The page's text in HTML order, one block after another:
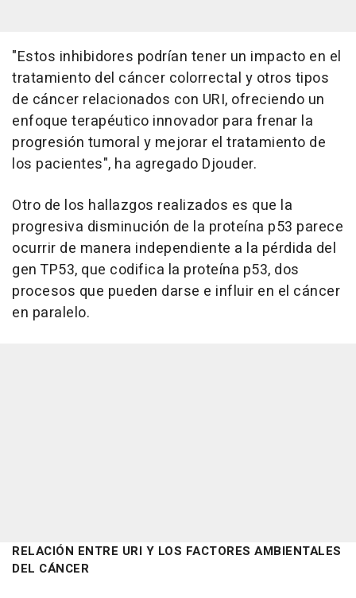
"Estos inhibidores podrían tener un impacto en el
tratamiento del cáncer colorrectal y otros tipos
de cáncer relacionados con URI, ofreciendo un
enfoque terapéutico innovador para frenar la
progresión tumoral y mejorar el tratamiento de
los pacientes", ha agregado Djouder.
Otro de los hallazgos realizados es que la
progresiva disminución de la proteína p53 parece
ocurrir de manera independiente a la pérdida del
gen TP53, que codifica la proteína p53, dos
procesos que pueden darse e influir en el cáncer
en paralelo.
RELACIÓN ENTRE URI Y LOS FACTORES AMBIENTALES
DEL CÁNCER